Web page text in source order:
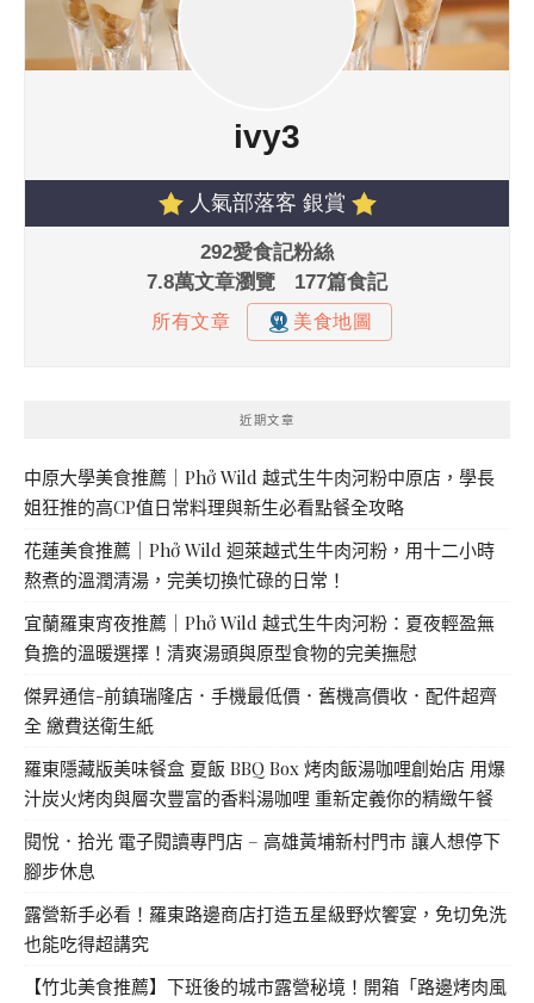
近期文章
中原大學美食推薦｜Phở Wild 越式生牛肉河粉中原店，學長
姐狂推的高CP值日常料理與新生必看點餐全攻略
花蓮美食推薦｜Phở Wild 迴萊越式生牛肉河粉，用十二小時
熬煮的溫潤清湯，完美切換忙碌的日常！
宜蘭羅東宵夜推薦｜Phở Wild 越式生牛肉河粉：夏夜輕盈無
負擔的溫暖選擇！清爽湯頭與原型食物的完美撫慰
傑昇通信-前鎮瑞隆店．手機最低價．舊機高價收．配件超齊
全 繳費送衛生紙
羅東隱藏版美味餐盒 夏飯 BBQ Box 烤肉飯湯咖哩創始店 用爆
汁炭火烤肉與層次豐富的香料湯咖哩 重新定義你的精緻午餐
閱悅．拾光 電子閱讀專門店 – 高雄黃埔新村門市 讓人想停下
腳步休息
露營新手必看！羅東路邊商店打造五星級野炊饗宴，免切免洗
也能吃得超講究
【竹北美食推薦】下班後的城市露營秘境！開箱「路邊烤肉風